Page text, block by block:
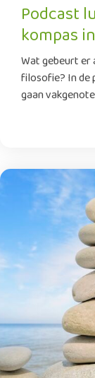
Podcast
kompas
Wat gebeurt er
filosofie? In de
gaan